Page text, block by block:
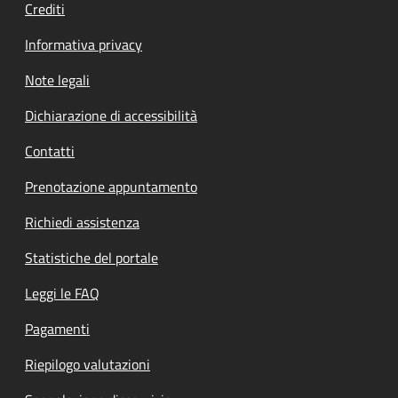
Crediti
Informativa privacy
Note legali
Dichiarazione di accessibilità
Contatti
Prenotazione appuntamento
Richiedi assistenza
Statistiche del portale
Leggi le FAQ
Pagamenti
Riepilogo valutazioni